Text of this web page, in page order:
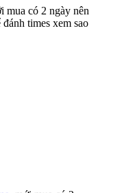
mua có 2 ngày nên
times xem sao